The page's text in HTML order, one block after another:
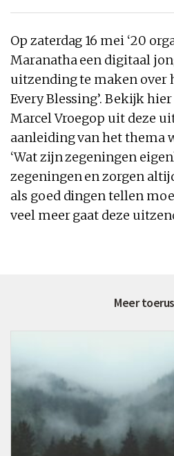
Op zaterdag 16 mei ‘20
Maranatha een digitaal
uitzending te maken over
Every Blessing’. Bekijk
Marcel Vroegop uit deze
aanleiding van het thema
‘Wat zijn zegeningen
zegeningen en zorgen
als goed dingen tellen
veel meer gaat deze
Meer